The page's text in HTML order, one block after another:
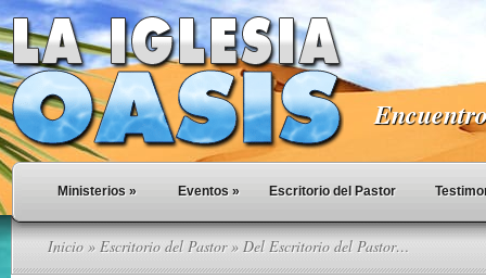
Ministerios » Eventos » Escritorio del Pastor
Inicio » Escritorio del Pastor» Del Escritorio del Pastor…